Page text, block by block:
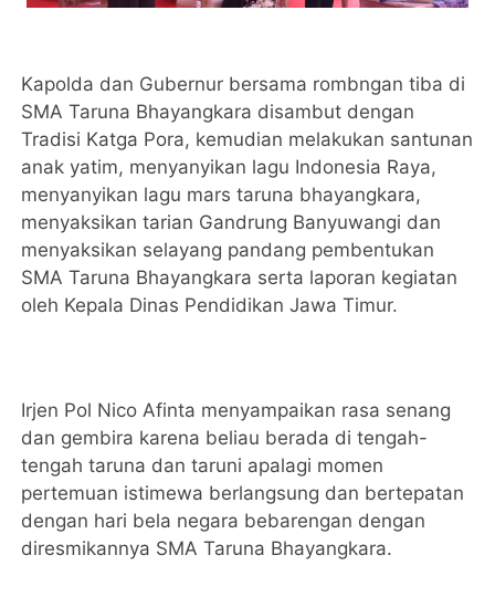
Kapolda dan Gubernur bersama rombngan tiba di
SMA Taruna Bhayangkara disambut dengan
Tradisi Katga Pora, kemudian melakukan santunan
anak yatim, menyanyikan lagu Indonesia Raya,
menyanyikan lagu mars taruna bhayangkara,
menyaksikan tarian Gandrung Banyuwangi dan
menyaksikan selayang pandang pembentukan
SMA Taruna Bhayangkara serta laporan kegiatan
oleh Kepala Dinas Pendidikan Jawa Timur.
Irjen Pol Nico Afinta menyampaikan rasa senang
dan gembira karena beliau berada di tengah-
tengah taruna dan taruni apalagi momen
pertemuan istimewa berlangsung dan bertepatan
dengan hari bela negara bebarengan dengan
diresmikannya SMA Taruna Bhayangkara.